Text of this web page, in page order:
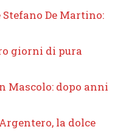
De Martino:
giorni di pura
Mascolo: dopo anni
la dolce